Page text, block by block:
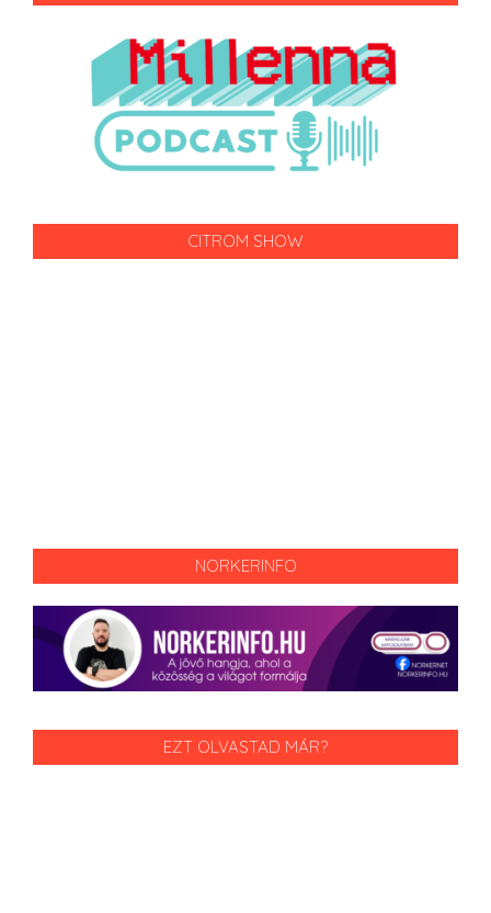
CITROM SHOW
NORKERINFO
EZT OLVASTAD MÁR?